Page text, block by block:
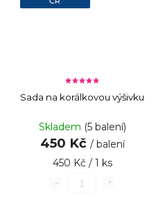
Sada na korálkovou výšivku
Skladem (5 balení)
450 Kč / balení
450 Kč / 1 ks